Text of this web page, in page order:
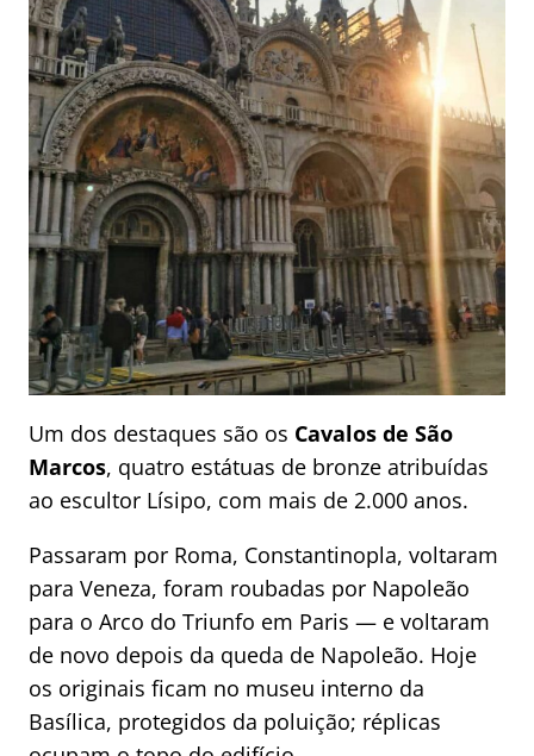
Um dos destaques são os Cavalos de São
Marcos, quatro estátuas de bronze atribuídas
ao escultor Lísipo, com mais de 2.000 anos.
Passaram por Roma, Constantinopla, voltaram
para Veneza, foram roubadas por Napoleão
para o Arco do Triunfo em Paris — e voltaram
de novo depois da queda de Napoleão. Hoje
os originais ficam no museu interno da
Basílica, protegidos da poluição; réplicas